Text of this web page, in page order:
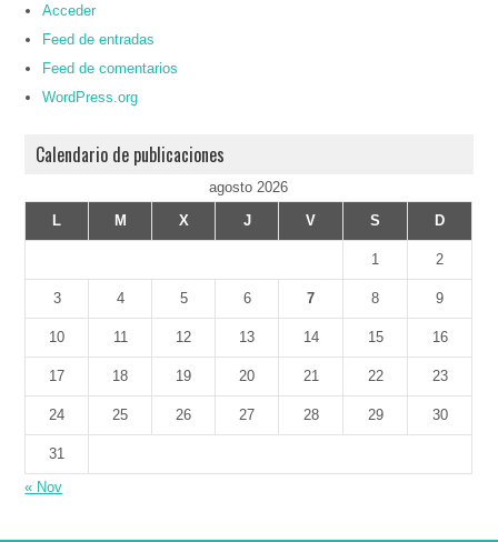
Acceder
Feed de entradas
Feed de comentarios
WordPress.org
Calendario de publicaciones
agosto 2026
L
M X J V S D
1 2
3 4 5 6 7 8 9
10 11 12 13 14 15 16
17 18 19 20 21 22 23
24 25 26 27 28 29 30
31
« Nov